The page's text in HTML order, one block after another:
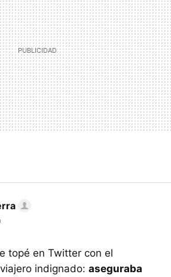
topé en Twitter con el
indignado: aseguraba